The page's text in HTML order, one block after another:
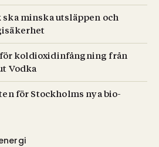
minska utsläppen och
koldioxidinfångning från
Vodka
för Stockholms nya bio-